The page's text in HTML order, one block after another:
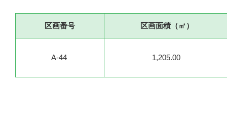
区画番号 区画面積（㎡）
A-44 1,205.00